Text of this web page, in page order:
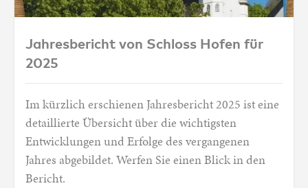
Jahresbericht von Schloss Hofen für 2025
Jahresbericht von Schloss Hofen für
2025
Im kürzlich erschienen Jahresbericht 2025 ist eine
detaillierte Übersicht über die wichtigsten
Entwicklungen und Erfolge des vergangenen
Jahres abgebildet. Werfen Sie einen Blick in den
Bericht.